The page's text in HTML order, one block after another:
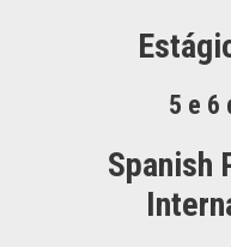
5 e 6
Spanish